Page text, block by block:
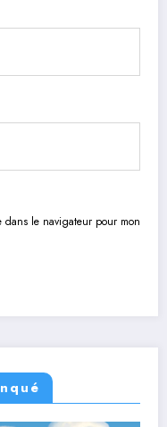
dans le navigateur pour mon